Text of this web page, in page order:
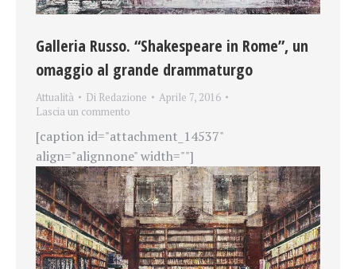
Galleria Russo. “Shakespeare in Rome”, un
omaggio al grande drammaturgo
Attualità Di Redazione
Aprile 7, 2016
Lascia un commento
[caption id="attachment_14537"
align="alignnone" width=""]